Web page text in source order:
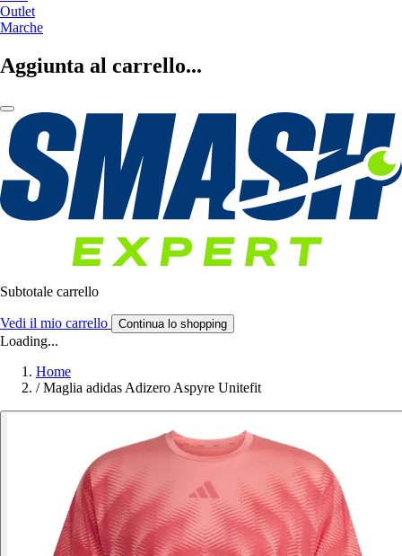
Outlet
Marche
Aggiunta al carrello...
Subtotale carrello
Vedi il mio carrello Continua lo shopping
Loading...
Home
/ Maglia adidas Adizero Aspyre Unitefit